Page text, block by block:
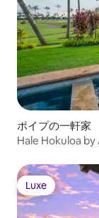
ポイプの一軒家
Hale Hokuloa by
Luxe
Luxe